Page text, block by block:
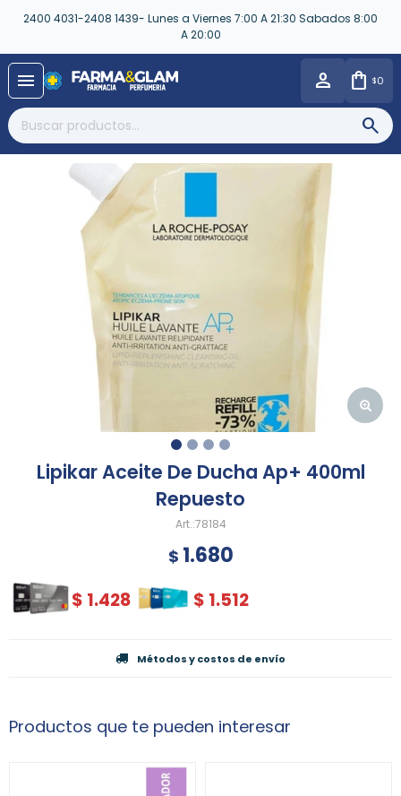
2400 4031-2408 1439- Lunes a Viernes 7:00 A 21:30 Sabados 8:00
A 20:00
menu $0
Lipikar Aceite De Ducha Ap+ 400ml
Repuesto
78184
$ 1.680
$ 1.428 $ 1.512
Métodos y costos de envío
Productos que te pueden interesar